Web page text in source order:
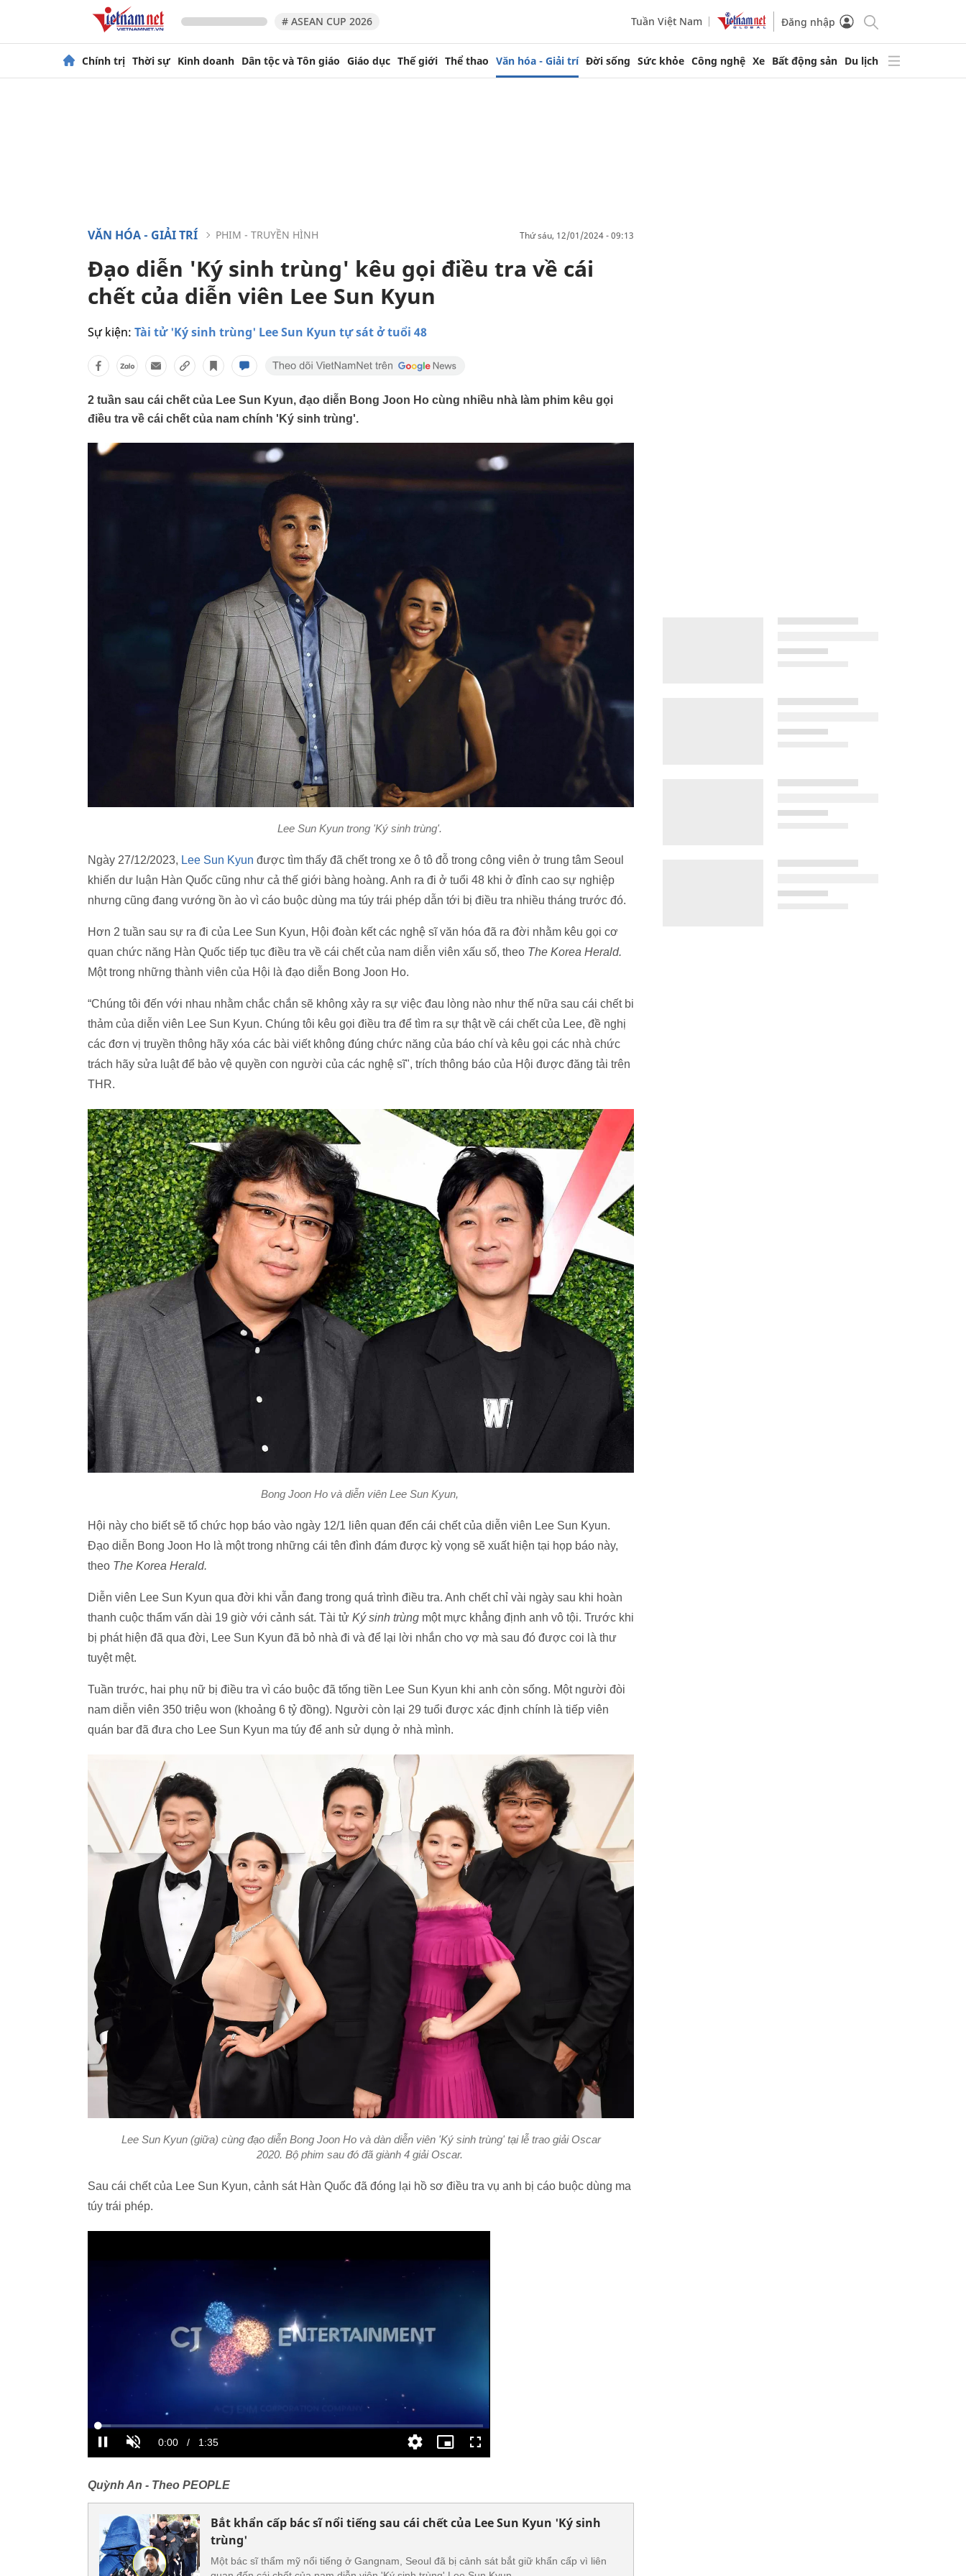
# ASEAN CUP 2026 Tuần Việt Nam Đăng nhập
Chính trị Thời sự Kinh doanh Dân tộc và Tôn giáo Giáo dục Thế giới Thể thao Văn hóa - Giải trí Đời sống Sức khỏe Công nghệ Xe Bất động sản Du lịch
VĂN HÓA - GIẢI TRÍ PHIM - TRUYỀN HÌNH thứ sáu, 12/01/2024 - 09:13
Đạo diễn 'Ký sinh trùng' kêu gọi điều tra về cái
chết của diễn viên Lee Sun Kyun
Sự kiện: Tài tử 'Ký sinh trùng' Lee Sun Kyun tự sát ở tuổi 48
2 tuần sau cái chết của Lee Sun Kyun, đạo diễn Bong Joon Ho cùng nhiều nhà làm phim kêu gọi
điều tra về cái chết của nam chính 'Ký sinh trùng'.
Lee Sun Kyun trong 'Ký sinh trùng'.
Ngày 27/12/2023, Lee Sun Kyun được tìm thấy đã chết trong xe ô tô đỗ trong công viên ở trung tâm Seoul
khiến dư luận Hàn Quốc cũng như cả thế giới bàng hoàng. Anh ra đi ở tuổi 48 khi ở đỉnh cao sự nghiệp
nhưng cũng đang vướng ồn ào vì cáo buộc dùng ma túy trái phép dẫn tới bị điều tra nhiều tháng trước đó.
Hơn 2 tuần sau sự ra đi của Lee Sun Kyun, Hội đoàn kết các nghệ sĩ văn hóa đã ra đời nhằm kêu gọi cơ
quan chức năng Hàn Quốc tiếp tục điều tra về cái chết của nam diễn viên xấu số, theo The Korea Herald.
Một trong những thành viên của Hội là đạo diễn Bong Joon Ho.
“Chúng tôi đến với nhau nhằm chắc chắn sẽ không xảy ra sự việc đau lòng nào như thế nữa sau cái chết bi
thảm của diễn viên Lee Sun Kyun. Chúng tôi kêu gọi điều tra để tìm ra sự thật về cái chết của Lee, đề nghị
các đơn vị truyền thông hãy xóa các bài viết không đúng chức năng của báo chí và kêu gọi các nhà chức
trách hãy sửa luật để bảo vệ quyền con người của các nghệ sĩ", trích thông báo của Hội được đăng tải trên
THR.
Bong Joon Ho và diễn viên Lee Sun Kyun,
Hội này cho biết sẽ tổ chức họp báo vào ngày 12/1 liên quan đến cái chết của diễn viên Lee Sun Kyun.
Đạo diễn Bong Joon Ho là một trong những cái tên đình đám được kỳ vọng sẽ xuất hiện tại họp báo này,
theo The Korea Herald.
Diễn viên Lee Sun Kyun qua đời khi vẫn đang trong quá trình điều tra. Anh chết chỉ vài ngày sau khi hoàn
thanh cuộc thẩm vấn dài 19 giờ với cảnh sát. Tài tử Ký sinh trùng một mực khẳng định anh vô tội. Trước khi
bị phát hiện đã qua đời, Lee Sun Kyun đã bỏ nhà đi và để lại lời nhắn cho vợ mà sau đó được coi là thư
tuyệt mệt.
Tuần trước, hai phụ nữ bị điều tra vì cáo buộc đã tống tiền Lee Sun Kyun khi anh còn sống. Một người đòi
nam diễn viên 350 triệu won (khoảng 6 tỷ đồng). Người còn lại 29 tuổi được xác định chính là tiếp viên
quán bar đã đưa cho Lee Sun Kyun ma túy để anh sử dụng ở nhà mình.
Lee Sun Kyun (giữa) cùng đạo diễn Bong Joon Ho và dàn diễn viên 'Ký sinh trùng' tại lễ trao giải Oscar
2020. Bộ phim sau đó đã giành 4 giải Oscar.
Sau cái chết của Lee Sun Kyun, cảnh sát Hàn Quốc đã đóng lại hồ sơ điều tra vụ anh bị cáo buộc dùng ma
túy trái phép.
Quỳnh An - Theo PEOPLE
Bắt khẩn cấp bác sĩ nổi tiếng sau cái chết của Lee Sun Kyun 'Ký sinh
trùng'
Một bác sĩ thẩm mỹ nổi tiếng ở Gangnam, Seoul đã bị cảnh sát bắt giữ khẩn cấp vì liên